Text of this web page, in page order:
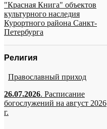
"Красная Книга" объектов
культурного наследия
Курортного района Санкт-
Петербурга
Религия
Православный приход
26.07.2026. Расписание
богослужений на август 2026
г.